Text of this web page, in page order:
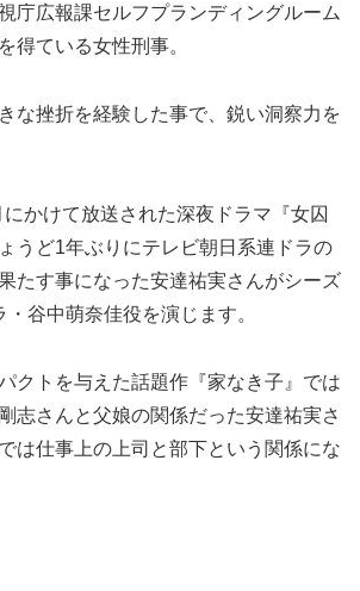
庁広報課セルフプランディングルーム
得ている女性刑事。
な挫折を経験した事で、鋭い洞察力を
かけて放送された深夜ドラマ『女囚
うど1年ぶりにテレビ朝日系連ドラの
たす事になった安達祐実さんがシーズ
谷中萌奈佳役を演じます。
クトを与えた話題作『家なき子』では
志さんと父娘の関係だった安達祐実さ
は仕事上の上司と部下という関係にな